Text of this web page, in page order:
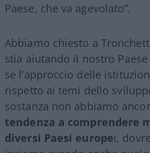
Paese, che va agevolato”.
Abbiamo chiesto a
stia aiutando il nostro
se l’approccio delle
rispetto ai temi dello
sostanza non abbiamo
tendenza a comprendere
diversi Paesi europei,